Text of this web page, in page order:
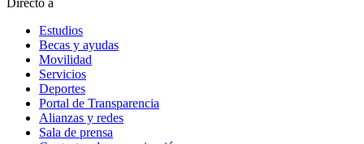
Directo a
Estudios
Becas y ayudas
Movilidad
Servicios
Deportes
Portal de Transparencia
Alianzas y redes
Sala de prensa